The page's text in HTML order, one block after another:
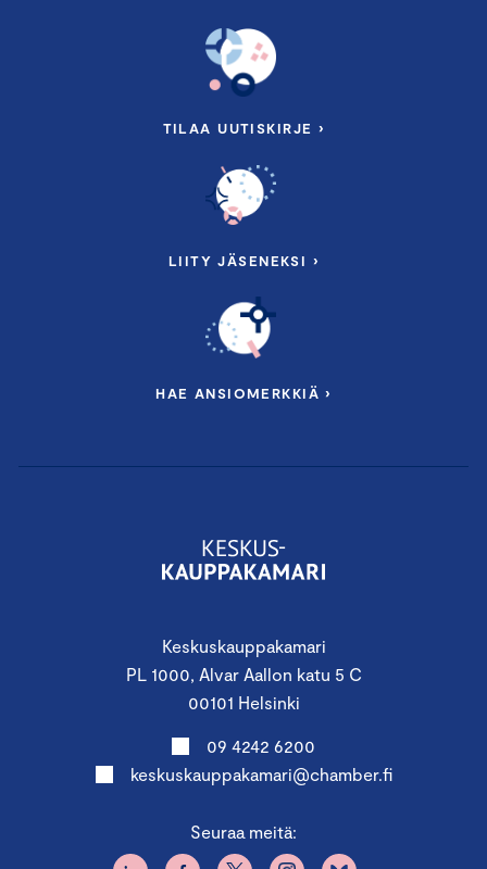
Keskuskauppakamari
PL 1000, Alvar Aallon katu 5 C
00101 Helsinki
09 4242 6200
keskuskauppakamari@chamber.fi
Seuraa meitä:
TILAA UUTISKIRJE ›
LIITY JÄSENEKSI ›
HAE ANSIOMERKKIÄ ›